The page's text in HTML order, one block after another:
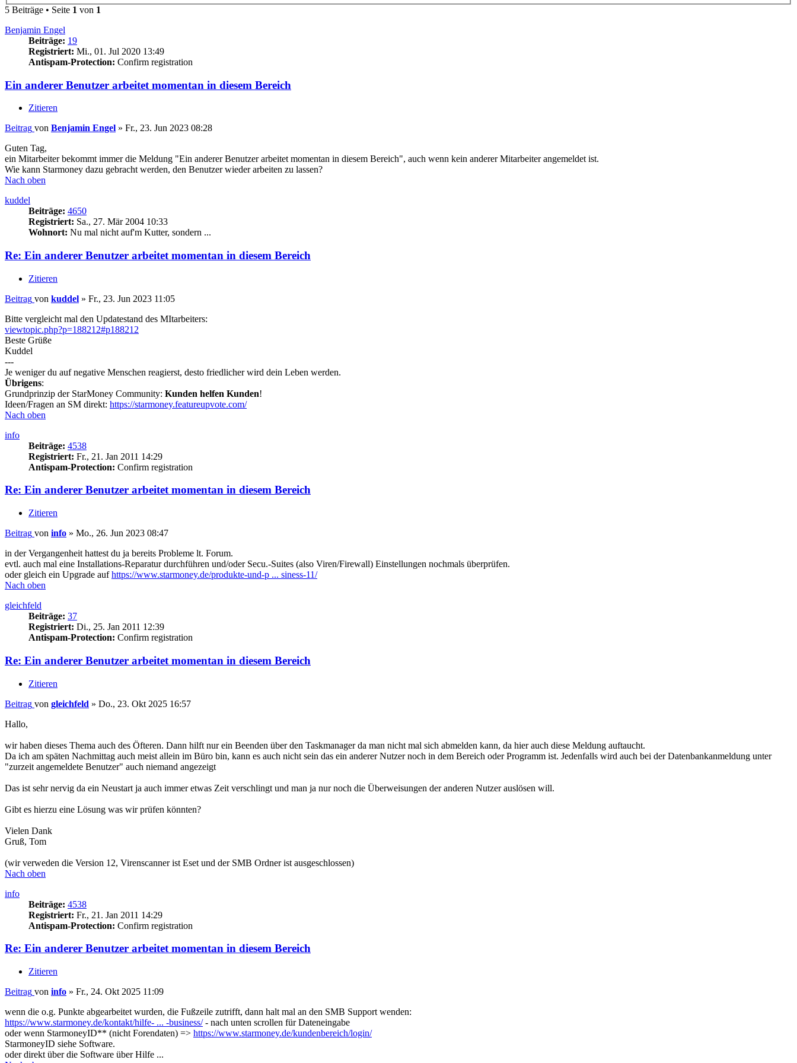
5 Beiträge • Seite 1 von 1
Benjamin Engel
Beiträge: 19
Registriert: Mi., 01. Jul 2020 13:49
Antispam-Protection: Confirm registration
Ein anderer Benutzer arbeitet momentan in diesem Bereich
Zitieren
Beitrag von Benjamin Engel » Fr., 23. Jun 2023 08:28
Guten Tag,
ein Mitarbeiter bekommt immer die Meldung "Ein anderer Benutzer arbeitet momentan in diesem Bereich", auch wenn kein anderer Mitarbeiter angemeldet ist.
Wie kann Starmoney dazu gebracht werden, den Benutzer wieder arbeiten zu lassen?
Nach oben
kuddel
Beiträge: 4650
Registriert: Sa., 27. Mär 2004 10:33
Wohnort: Nu mal nicht auf'm Kutter, sondern ...
Re: Ein anderer Benutzer arbeitet momentan in diesem Bereich
Zitieren
Beitrag von kuddel » Fr., 23. Jun 2023 11:05
Bitte vergleicht mal den Updatestand des MItarbeiters:
viewtopic.php?p=188212#p188212
Beste Grüße
Kuddel
---
Je weniger du auf negative Menschen reagierst, desto friedlicher wird dein Leben werden.
Übrigens:
Grundprinzip der StarMoney Community: Kunden helfen Kunden!
Ideen/Fragen an SM direkt: https://starmoney.featureupvote.com/
Nach oben
info
Beiträge: 4538
Registriert: Fr., 21. Jan 2011 14:29
Antispam-Protection: Confirm registration
Re: Ein anderer Benutzer arbeitet momentan in diesem Bereich
Zitieren
Beitrag von info » Mo., 26. Jun 2023 08:47
in der Vergangenheit hattest du ja bereits Probleme lt. Forum.
evtl. auch mal eine Installations-Reparatur durchführen und/oder Secu.-Suites (also Viren/Firewall) Einstellungen nochmals überprüfen.
oder gleich ein Upgrade aufhttps://www.starmoney.de/produkte-und-p ... siness-11/
Nach oben
gleichfeld
Beiträge: 37
Registriert: Di., 25. Jan 2011 12:39
Antispam-Protection: Confirm registration
Re: Ein anderer Benutzer arbeitet momentan in diesem Bereich
Zitieren
Beitrag von gleichfeld » Do., 23. Okt 2025 16:57
Hallo,
wir haben dieses Thema auch des Öfteren. Dann hilft nur ein Beenden über den Taskmanager da man nicht mal sich abmelden kann, da hier auch diese Meldung auftaucht.
Da ich am späten Nachmittag auch meist allein im Büro bin, kann es auch nicht sein das ein anderer Nutzer noch in dem Bereich oder Programm ist. Jedenfalls wird auch bei der Datenbankanmeldung unter
"zurzeit angemeldete Benutzer" auch niemand angezeigt
Das ist sehr nervig da ein Neustart ja auch immer etwas Zeit verschlingt und man ja nur noch die Überweisungen der anderen Nutzer auslösen will.
Gibt es hierzu eine Lösung was wir prüfen könnten?
Vielen Dank
Gruß, Tom
(wir verweden die Version 12, Virenscanner ist Eset und der SMB Ordner ist ausgeschlossen)
Nach oben
info
Beiträge: 4538
Registriert: Fr., 21. Jan 2011 14:29
Antispam-Protection: Confirm registration
Re: Ein anderer Benutzer arbeitet momentan in diesem Bereich
Zitieren
Beitrag von info » Fr., 24. Okt 2025 11:09
wenn die o.g. Punkte abgearbeitet wurden, die Fußzeile zutrifft, dann halt mal an den SMB Support wenden:
https://www.starmoney.de/kontakt/hilfe- ... -business/- nach unten scrollen für Dateneingabe
oder wenn StarmoneyID** (nicht Forendaten) => https://www.starmoney.de/kundenbereich/login/
StarmoneyID siehe Software.
oder direkt über die Software über Hilfe ...